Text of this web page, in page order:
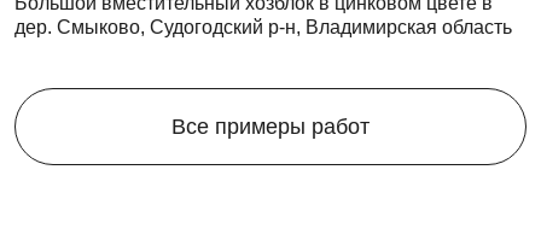
дер. Смыково, Судогодский р-н, Владимирская область
Все примеры работ